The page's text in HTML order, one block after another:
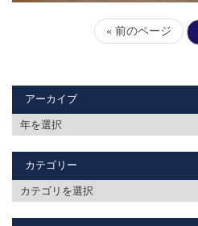
« 前のページ
アーカイブ
カテゴリー